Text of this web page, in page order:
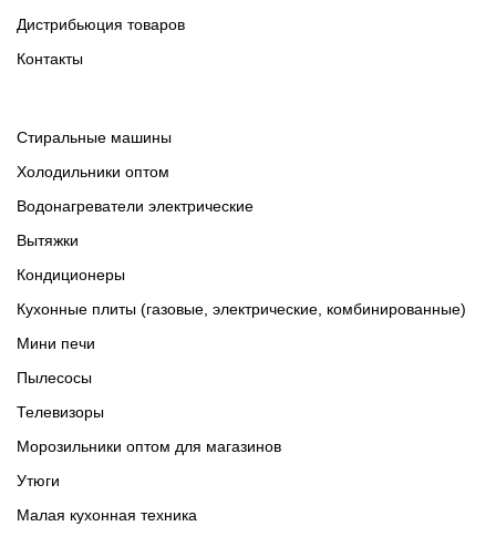
Дистрибьюция товаров
Контакты
Cтиральные машины
Холодильники оптом
Водонагреватели электрические
Вытяжки
Кондиционеры
Кухонные плиты (газовые, электрические, комбинированные)
Мини печи
Пылесосы
Телевизоры
Морозильники оптом для магазинов
Утюги
Малая кухонная техника